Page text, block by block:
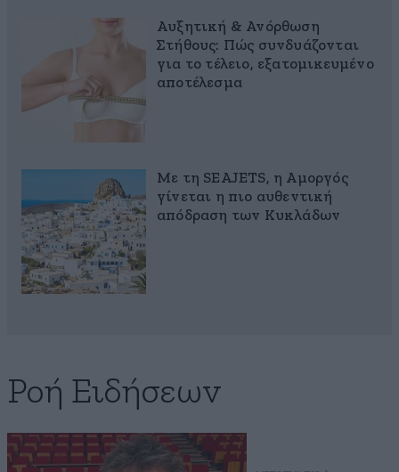
Αυξητική & Ανόρθωση
Στήθους: Πώς συνδυάζονται
για το τέλειο, εξατομικευμένο
αποτέλεσμα
Με τη SEAJETS, η Αμοργός
γίνεται η πιο αυθεντική
απόδραση των Κυκλάδων
Ροή Ειδήσεων